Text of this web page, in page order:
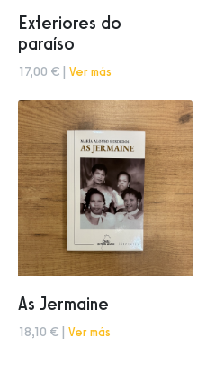
Exteriores do
paraíso
17,00 € | Ver más
As Jermaine
18,10 € | Ver más